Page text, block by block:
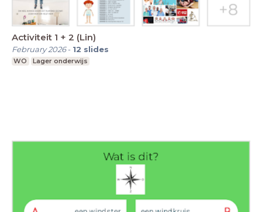
Activiteit 1 + 2 (Lin)
February 2026- 12 slides
WO Lager onderwijs